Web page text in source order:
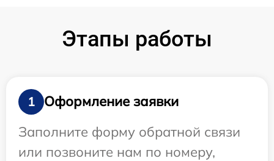
Этапы работы
1
Оформление заявки
Заполните форму обратной связи
или позвоните нам по номеру,